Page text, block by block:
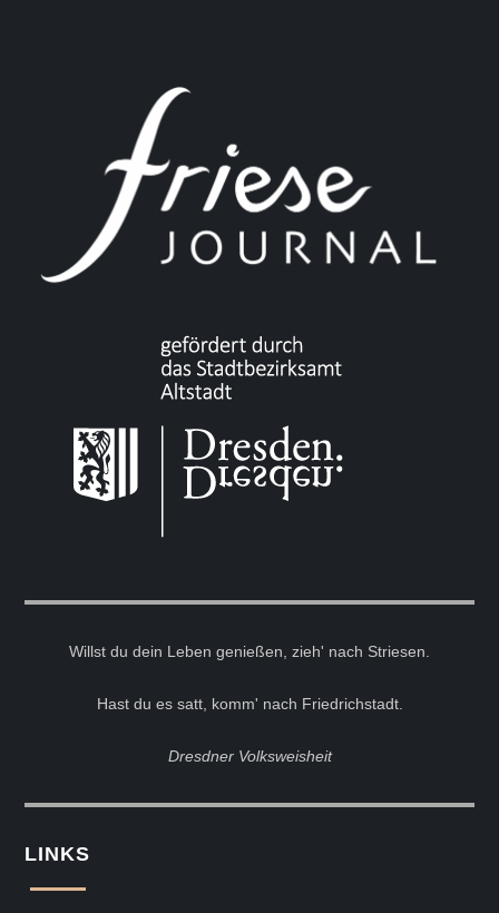
Willst du dein Leben genießen, zieh' nach Striesen.
Hast du es satt, komm' nach Friedrichstadt.
Dresdner Volksweisheit
LINKS